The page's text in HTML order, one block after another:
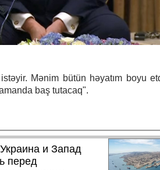
Mənim bütün həyatım boyu
baş tutacaq".